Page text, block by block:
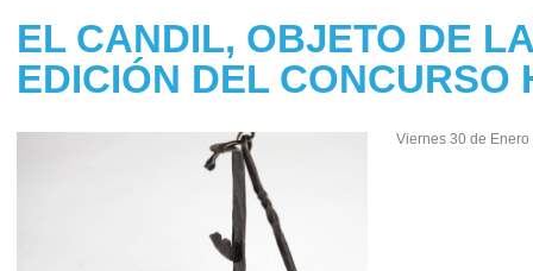
EL CANDIL, OBJETO DE
EDICIÓN DEL CONCURSO
Viernes 30 de